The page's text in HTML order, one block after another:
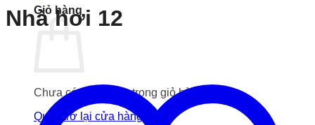
Giỏ hàng
Chưa có sản phẩm trong giỏ hàng.
Quay trở lại cửa hàng
Nhà hơi 12